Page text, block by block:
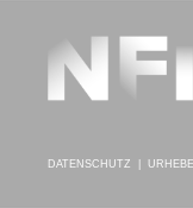
DATENSCHUTZ